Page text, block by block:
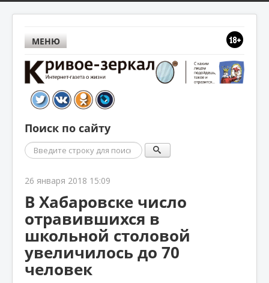
МЕНЮ
Поиск по сайту
Поиск
26 января 2018 15:09
В Хабаровске число
отравившихся в
школьной столовой
увеличилось до 70
человек